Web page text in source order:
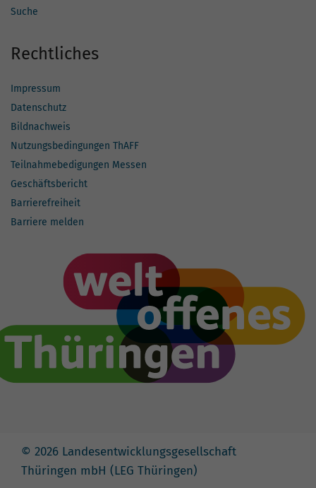
Suche
Rechtliches
Impressum
Datenschutz
Bildnachweis
Nutzungsbedingungen ThAFF
Teilnahmebedigungen Messen
Geschäftsbericht
Barrierefreiheit
Barriere melden
© 2026 Landesentwicklungsgesellschaft
Thüringen mbH (LEG Thüringen)